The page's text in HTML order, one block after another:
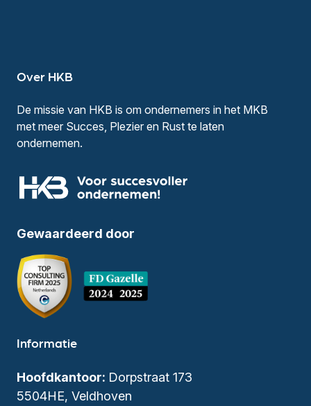
Over HKB
De missie van HKB is om ondernemers in het MKB
met meer Succes, Plezier en Rust te laten
ondernemen.
Gewaardeerd door
Informatie
Hoofdkantoor: Dorpstraat 173
5504HE, Veldhoven